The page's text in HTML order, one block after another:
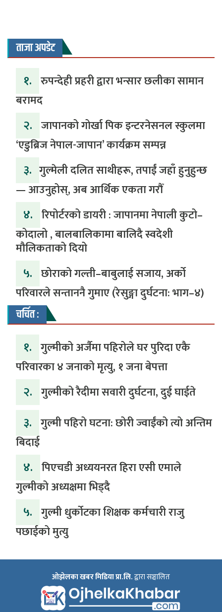
ताजा अपडेट
१. रुपन्देही प्रहरी द्वारा भन्सार छलीका सामान
बरामद
२. जापानको गोर्खा पिक इन्टरनेसनल स्कुलमा
‘एडुब्रिज नेपाल-जापान’ कार्यक्रम सम्पन्न
३. ​गुल्मेली दलित साथीहरू, तपाईं जहाँ हुनुहुन्छ
— आउनुहोस्, अब आर्थिक एकता गरौँ
४. रिपोर्टरको डायरी : जापानमा नेपाली कुटो–
कोदालो , बालबालिकामा बालिदै स्वदेशी
मौलिकताको दियो
५. ‎​छोराको गल्ती–बाबुलाई सजाय, अर्को
परिवारले सन्ताननै गुमाए (रेसुङ्गा दुर्घटना: भाग–४) ‎
चर्चित :
१. गुल्मीको अर्जैमा पहिरोले घर पुरिदा एकै
परिवारका ४ जनाको मृत्यु, १ जना बेपत्ता
२. गुल्मीको रैदीमा सवारी दुर्घटना, दुई घाईते
३. गुल्मी पहिरो घटना: छोरी ज्वाईंको त्यो अन्तिम
बिदाई
४. पिएचडी अध्ययनरत हिरा एसी एमाले
गुल्मीको अध्यक्षमा भिड्दै
५. गुल्मी धुर्कोटका शिक्षक कर्मचारी राजु
पछाईको मुत्यु
ओझेलका खबर मिडिया प्रा.लि.द्वारा सञ्चालित